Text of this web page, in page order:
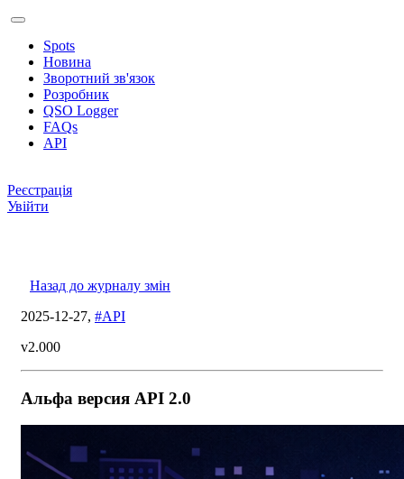
Spots
Новина
Зворотний зв'язок
Розробник
QSO Logger
FAQs
API
Реєстрація
Увійти
Назад до журналу змін
2025-12-27, #API
v2.000
Альфа версия API 2.0